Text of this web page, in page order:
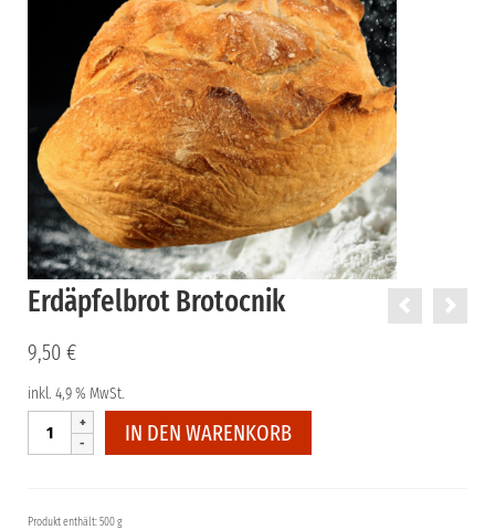
Erdäpfelbrot Brotocnik
9,50 €
inkl. 4,9 % MwSt.
Erdäpfelbrot
Brotocnik
IN DEN WARENKORB
Produkt enthält: 500 g